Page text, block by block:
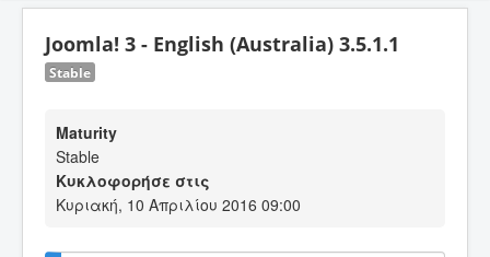
Joomla! 3 - English (Australia) 3.5.1.1
Stable
Maturity
Stable
Κυκλοφορήσε στις
Κυριακή, 10 Απριλίου 2016 09:00